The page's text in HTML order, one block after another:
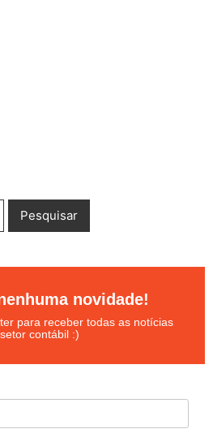
novidade!
para receber todas as notícias
contábil :)